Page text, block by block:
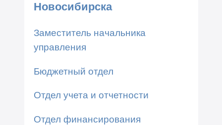
Новосибирска
Заместитель начальника
управления
Бюджетный отдел
Отдел учета и отчетности
Отдел финансирования